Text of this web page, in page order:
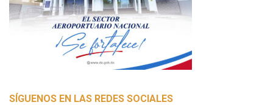
SÍGUENOS EN LAS REDES SOCIALES